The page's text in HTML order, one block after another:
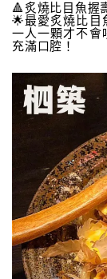
🔺炙燒比目魚握
🌟最愛炙燒比目
一人一顆才不會
充滿口腔！